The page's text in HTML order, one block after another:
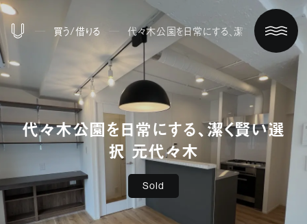
買う/借りる 代々木公園を日常にする、潔く賢い選択
代々木公園を日常にする、潔く賢い選
択 元代々木
Sold